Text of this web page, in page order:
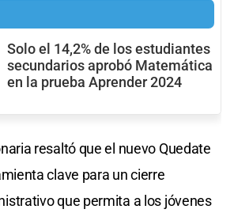
Solo el 14,2% de los estudiantes
secundarios aprobó Matemática
en la prueba Aprender 2024
resaltó que el nuevo Quedate
clave para un cierre
que permita a los jóvenes